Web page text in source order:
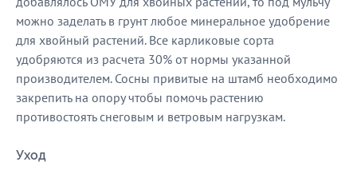
можно заделать в грунт любое минеральное удобрение
для хвойный растений. Все карликовые сорта
удобряются из расчета 30% от нормы указанной
производителем. Сосны привитые на штамб необходимо
закрепить на опору чтобы помочь растению
противостоять снеговым и ветровым нагрузкам.
Уход